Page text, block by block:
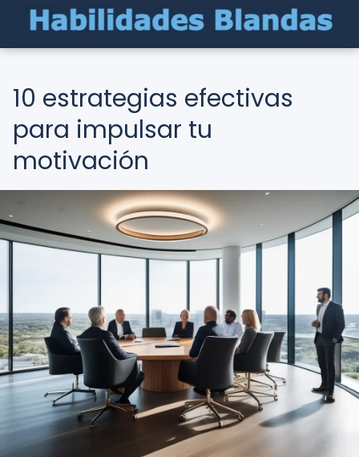
10 estrategias efectivas
para impulsar tu
motivación